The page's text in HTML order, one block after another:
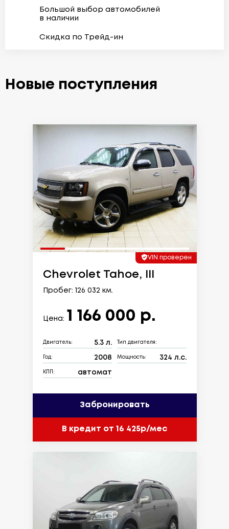
Большой выбор автомобилей
в наличии
Скидка по Трейд-ин
Новые поступления
VIN проверен
Chevrolet Tahoe, III
Пробег: 126 032 км.
Цена: 1 166 000 р.
Двигатель: 5.3 л. Тип двигателя:
Год: 2008 Мощность: 324 л.с.
КПП: автомат
Забронировать
В кредит от 16 425р/мес